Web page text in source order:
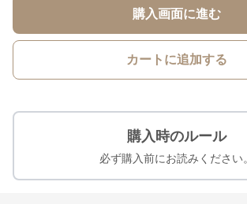
購入画面に進む
カートに追加する
購入時のルール
必ず購入前にお読みください。